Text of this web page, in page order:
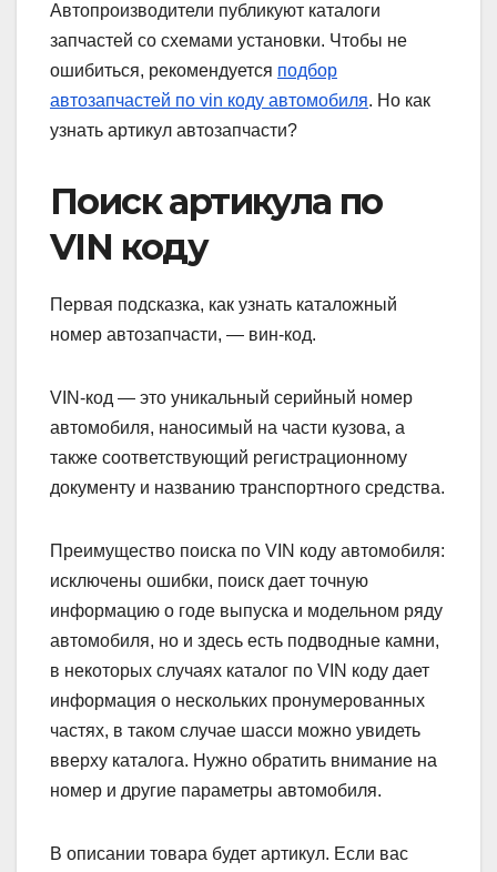
Автопроизводители публикуют каталоги
запчастей со схемами установки. Чтобы не
ошибиться, рекомендуется подбор
автозапчастей по vin коду автомобиля. Но как
узнать артикул автозапчасти?
Поиск артикула по
VIN коду
Первая подсказка, как узнать каталожный
номер автозапчасти, — вин-код.
VIN-код — это уникальный серийный номер
автомобиля, наносимый на части кузова, а
также соответствующий регистрационному
документу и названию транспортного средства.
Преимущество поиска по VIN коду автомобиля:
исключены ошибки, поиск дает точную
информацию о годе выпуска и модельном ряду
автомобиля, но и здесь есть подводные камни,
в некоторых случаях каталог по VIN коду дает
информация о нескольких пронумерованных
частях, в таком случае шасси можно увидеть
вверху каталога. Нужно обратить внимание на
номер и другие параметры автомобиля.
В описании товара будет артикул. Если вас